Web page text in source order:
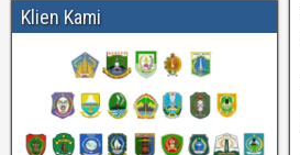
Klien Kami